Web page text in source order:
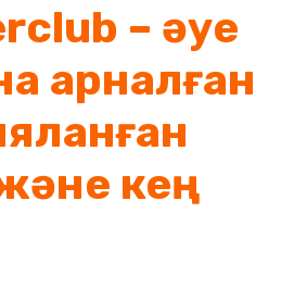
– әуе
арналған
кең